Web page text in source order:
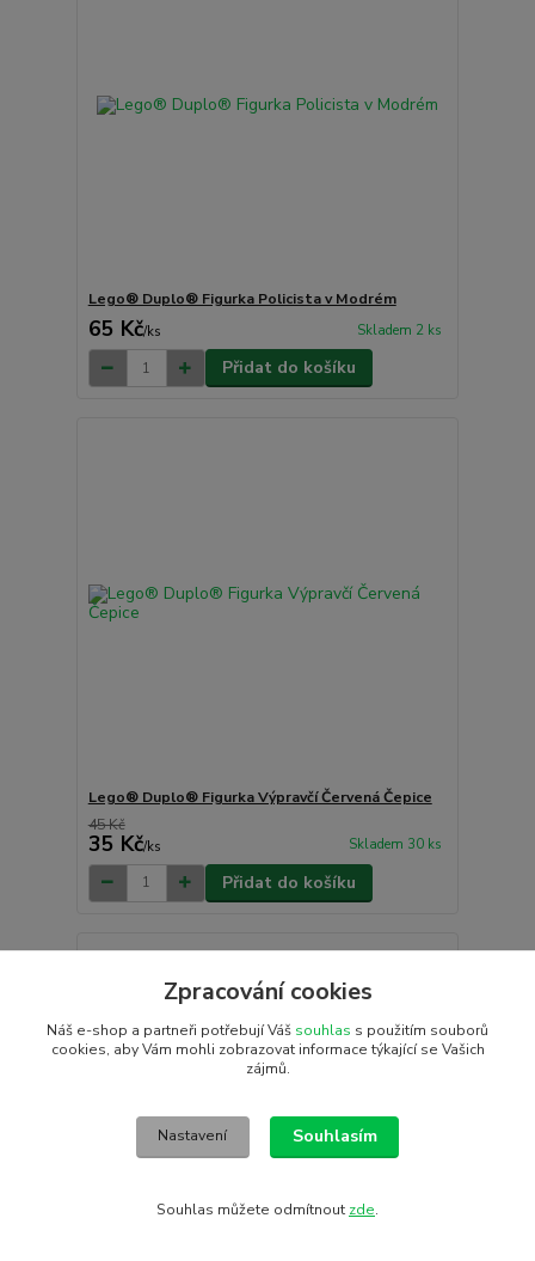
Lego® Duplo® Figurka Policista v Modrém
65 Kč/ks Skladem 2 ks
Přidat do košíku
Lego® Duplo® Figurka Výpravčí Červená Čepice
45 Kč
35 Kč/ks Skladem 30 ks
Přidat do košíku
Zpracování cookies
Náš e-shop a partneři potřebují Váš souhlas s použitím souborů
cookies, aby Vám mohli zobrazovat informace týkající se Vašich
zájmů.
Nastavení Souhlasím
Souhlas můžete odmítnout zde.